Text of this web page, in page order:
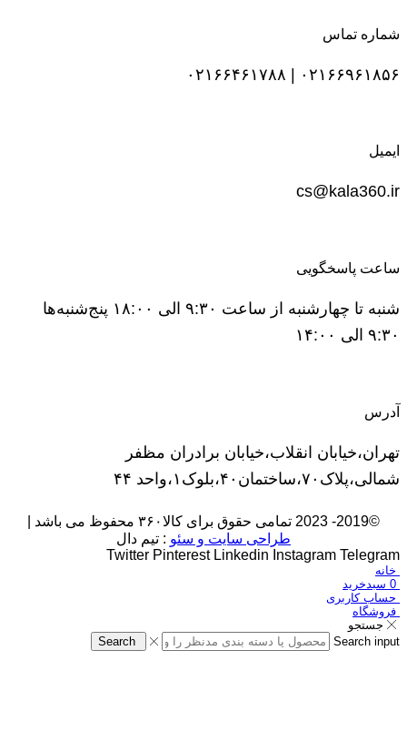
شماره تماس
۰۲۱۶۶۹۶۱۸۵۶ | ۰۲۱۶۶۴۶۱۷۸۸
ایمیل
cs@kala360.ir
ساعت پاسخگویی
شنبه تا چهارشنبه از ساعت ۹:۳۰ الی ۱۸:۰۰ پنج‌شنبه‌ها
۹:۳۰ الی ۱۴:۰۰
آدرس
تهران،خیابان انقلاب،خیابان برادران مظفر
شمالی،پلاک۷۰،ساختمان۴۰،بلوک۱،واحد ۴۴
©2019- 2023 تمامی حقوق برای کالا۳۶۰ محفوظ می باشد |
طراحی سایت و سئو : تیم دال
Twitter Pinterest Linkedin Instagram Telegram
خانه
0 سبدخرید
حساب کاربری
فروشگاه
جستجو
Search input
Search